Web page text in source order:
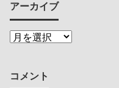
アーカイブ
コメント